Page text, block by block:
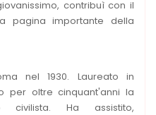
contribuì con il
pagina importante della
nel 1930. Laureato in
per oltre cinquant'anni la
civilista. Ha assistito,